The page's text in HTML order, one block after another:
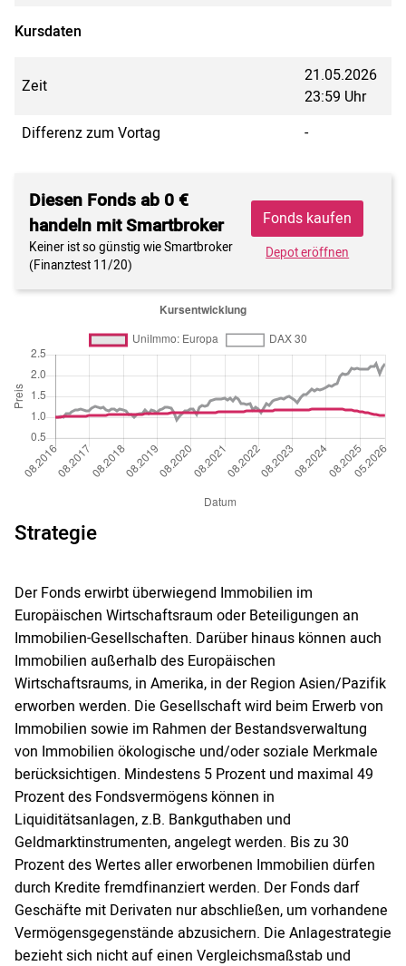
Kursdaten
Zeit
21.05.2026
23:59 Uhr
Differenz zum Vortag
-
Diesen Fonds ab 0 €
handeln mit Smartbroker
Keiner ist so günstig wie Smartbroker
(Finanztest 11/20)
Fonds kaufen
Depot eröffnen
Strategie
Der Fonds erwirbt überwiegend Immobilien im
Europäischen Wirtschaftsraum oder Beteiligungen an
Immobilien-Gesellschaften. Darüber hinaus können auch
Immobilien außerhalb des Europäischen
Wirtschaftsraums, in Amerika, in der Region Asien/Pazifik
erworben werden. Die Gesellschaft wird beim Erwerb von
Immobilien sowie im Rahmen der Bestandsverwaltung
von Immobilien ökologische und/oder soziale Merkmale
berücksichtigen. Mindestens 5 Prozent und maximal 49
Prozent des Fondsvermögens können in
Liquiditätsanlagen, z.B. Bankguthaben und
Geldmarktinstrumenten, angelegt werden. Bis zu 30
Prozent des Wertes aller erworbenen Immobilien dürfen
durch Kredite fremdfinanziert werden. Der Fonds darf
Geschäfte mit Derivaten nur abschließen, um vorhandene
Vermögensgegenstände abzusichern. Die Anlagestrategie
bezieht sich nicht auf einen Vergleichsmaßstab und